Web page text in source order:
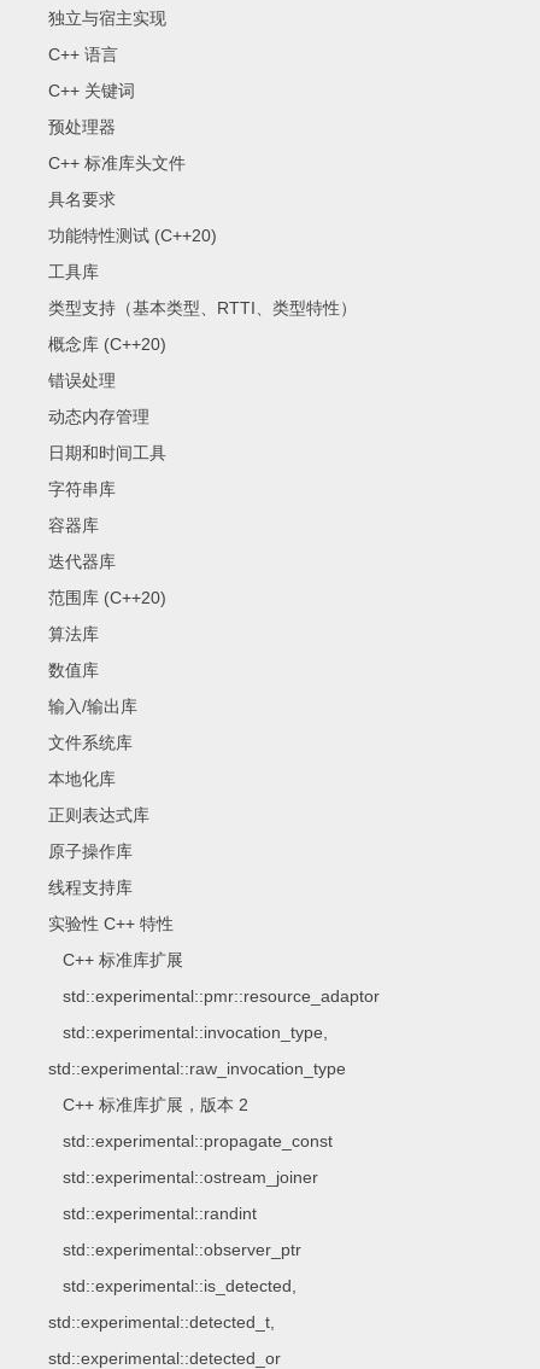
独立与宿主实现
C++ 语言
C++ 关键词
预处理器
C++ 标准库头文件
具名要求
功能特性测试 (C++20)
工具库
类型支持（基本类型、RTTI、类型特性）
概念库 (C++20)
错误处理
动态内存管理
日期和时间工具
字符串库
容器库
迭代器库
范围库 (C++20)
算法库
数值库
输入/输出库
文件系统库
本地化库
正则表达式库
原子操作库
线程支持库
实验性 C++ 特性
C++ 标准库扩展
std::experimental::pmr::resource_adaptor
std::experimental::invocation_type,
std::experimental::raw_invocation_type
C++ 标准库扩展，版本 2
std::experimental::propagate_const
std::experimental::ostream_joiner
std::experimental::randint
std::experimental::observer_ptr
std::experimental::is_detected,
std::experimental::detected_t,
std::experimental::detected_or